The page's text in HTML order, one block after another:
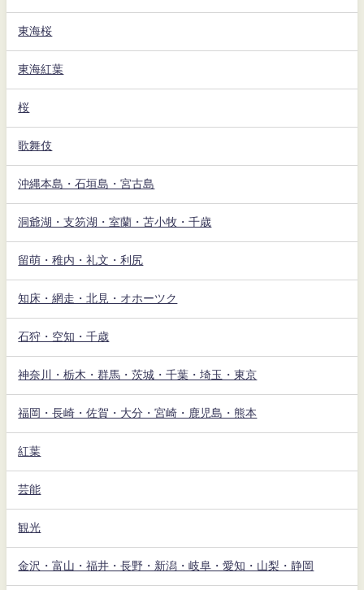
東海桜
東海紅葉
桜
歌舞伎
沖縄本島・石垣島・宮古島
洞爺湖・支笏湖・室蘭・苫小牧・千歳
留萌・稚内・礼文・利尻
知床・網走・北見・オホーツク
石狩・空知・千歳
神奈川・栃木・群馬・茨城・千葉・埼玉・東京
福岡・長崎・佐賀・大分・宮崎・鹿児島・熊本
紅葉
芸能
観光
金沢・富山・福井・長野・新潟・岐阜・愛知・山梨・静岡